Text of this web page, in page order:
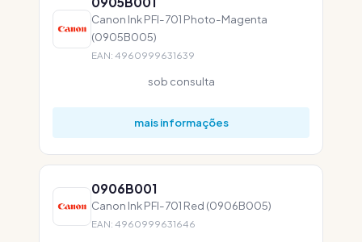
Canon Ink PFI-701 Photo-Magenta
(0905B005)
EAN: 4960999631639
sob consulta
mais informações
0906B001
Canon Ink PFI-701 Red (0906B005)
EAN: 4960999631646